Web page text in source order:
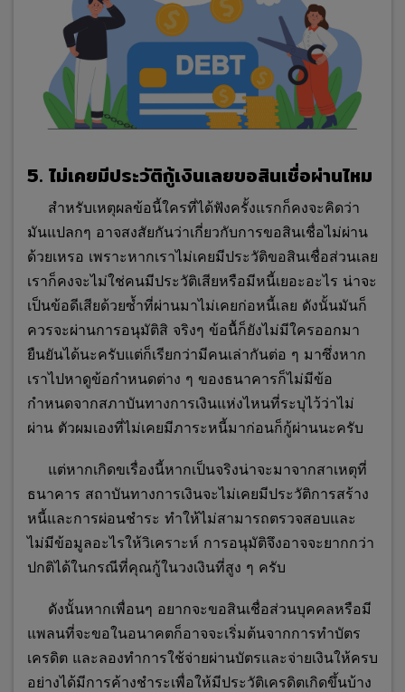
5. ไม่เคยมีประวัติกู้เงินเลยขอสินเชื่อผ่านไหม
สำหรับเหตุผลข้อนี้ใครที่ได้ฟังครั้งแรกก็คงจะคิดว่า
มันแปลกๆ อาจสงสัยกันว่าเกี่ยวกับการขอสินเชื่อไม่ผ่าน
ด้วยเหรอ เพราะหากเราไม่เคยมีประวัติขอสินเชื่อส่วนเลย
เราก็คงจะไม่ใช่คนมีประวัติเสียหรือมีหนี้เยอะอะไร น่าจะ
เป็นข้อดีเสียด้วยซ้ำที่ผ่านมาไม่เคยก่อหนี้เลย ดังนั้นมันก็
ควรจะผ่านการอนุมัติสิ จริงๆ ข้อนื้ก็ยังไม่มีใครออกมา
ยืนยันได้นะครับแต่ก็เรียกว่ามีคนเล่ากันต่อ ๆ มาซึ่งหาก
เราไปหาดูข้อกำหนดต่าง ๆ ของธนาคารก็ไม่มีข้อ
กำหนดจากสภาบันทางการเงินแห่งไหนที่ระบุไว้ว่าไม่
ผ่าน ตัวผมเองที่ไม่เคยมีภาระหนี้มาก่อนก็กู้ผ่านนะครับ
แต่หากเกิดขเรื่องนี้หากเป็นจริงน่าจะมาจากสาเหตุที่
ธนาคาร สถาบันทางการเงินจะไม่เคยมีประวัติการสร้าง
หนี้และการผ่อนชำระ ทำให้ไม่สามารถตรวจสอบและ
ไม่มีข้อมูลอะไรให้วิเคราะห์ การอนุมัติจึงอาจจะยากกว่า
ปกติได้ในกรณีที่คุณกู้ในวงเงินที่สูง ๆ ครับ
ดังนั้นหากเพื่อนๆ อยากจะขอสินเชื่อส่วนบุคคลหรือมี
แพลนที่จะขอในอนาคตก็อาจจะเริ่มต้นจากการทำบัตร
เครดิต และลองทำการใช้จ่ายผ่านบัตรและจ่ายเงินให้ครบ
อย่างได้มีการค้างชำระเพื่อให้มีประวัติเครดิตเกิดขึ้นบ้าง